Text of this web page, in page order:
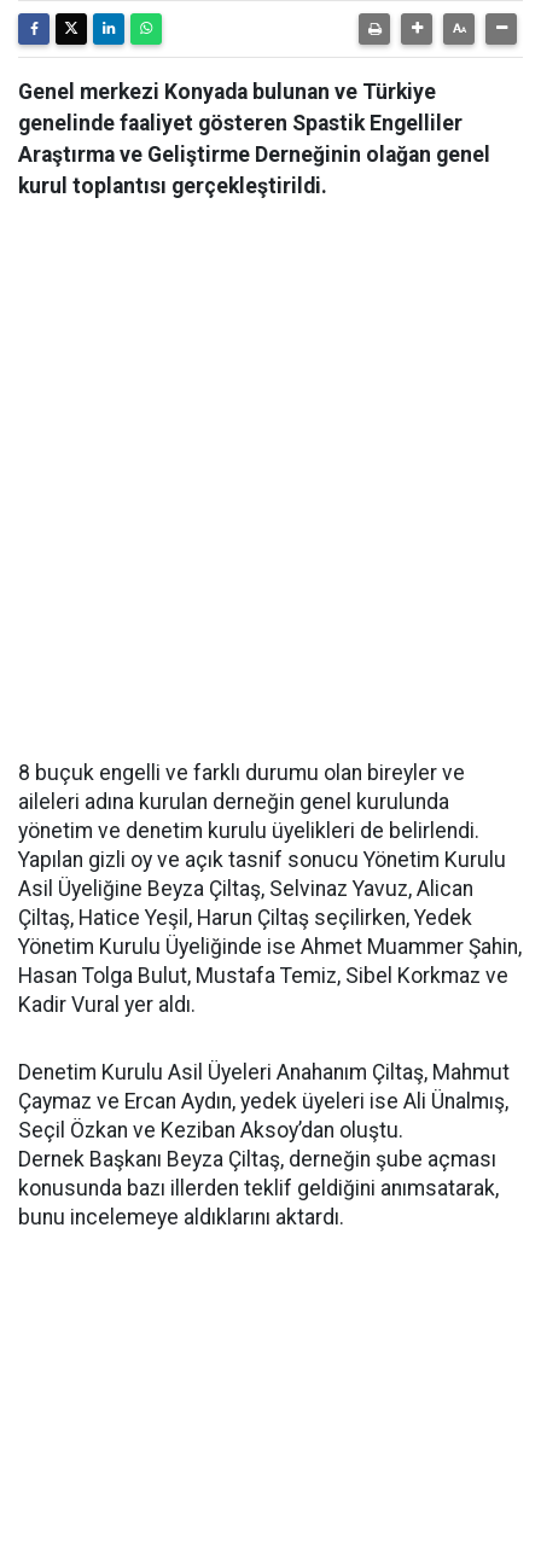
Genel merkezi Konyada bulunan ve Türkiye
genelinde faaliyet gösteren Spastik Engelliler
Araştırma ve Geliştirme Derneğinin olağan genel
kurul toplantısı gerçekleştirildi.
8 buçuk engelli ve farklı durumu olan bireyler ve
aileleri adına kurulan derneğin genel kurulunda
yönetim ve denetim kurulu üyelikleri de belirlendi.
Yapılan gizli oy ve açık tasnif sonucu Yönetim Kurulu
Asil Üyeliğine Beyza Çiltaş, Selvinaz Yavuz, Alican
Çiltaş, Hatice Yeşil, Harun Çiltaş seçilirken, Yedek
Yönetim Kurulu Üyeliğinde ise Ahmet Muammer Şahin,
Hasan Tolga Bulut, Mustafa Temiz, Sibel Korkmaz ve
Kadir Vural yer aldı.
Denetim Kurulu Asil Üyeleri Anahanım Çiltaş, Mahmut
Çaymaz ve Ercan Aydın, yedek üyeleri ise Ali Ünalmış,
Seçil Özkan ve Keziban Aksoy’dan oluştu.
Dernek Başkanı Beyza Çiltaş, derneğin şube açması
konusunda bazı illerden teklif geldiğini anımsatarak,
bunu incelemeye aldıklarını aktardı.